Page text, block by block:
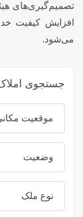
جستجوی
موقعیت
وضعیت
نوع ملک
تصمیم‌گیری‌های
افزایش کیفیت
می‌شود.